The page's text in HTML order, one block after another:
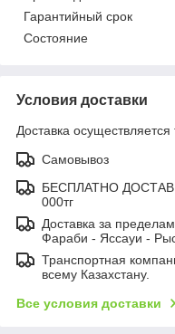
Гарантийный срок
Состояние
Условия доставки
Доставка
Самовывоз
БЕСПЛАТНО
000тг
Доставка за
Фараби - Яссауи -
Транспортная
всему Казахстану.
Все условия доставки